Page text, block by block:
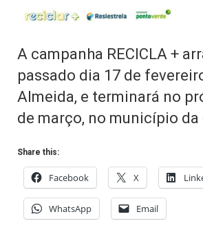
A campanha RECICLA +
passado dia 17 de
Almeida, e terminará no
de março, no município da
Share this:
Facebook X
WhatsApp Email